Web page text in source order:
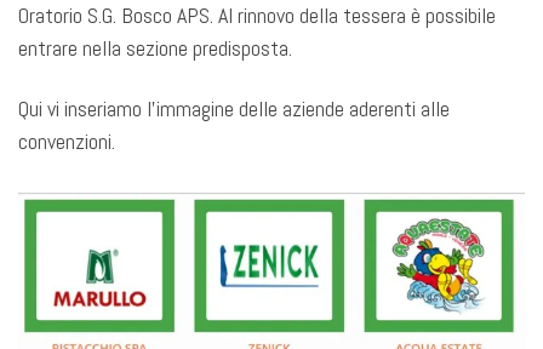
Oratorio S.G. Bosco APS. Al rinnovo della tessera è possibile
entrare nella sezione predisposta.
Qui vi inseriamo l’immagine delle aziende aderenti alle
convenzioni.